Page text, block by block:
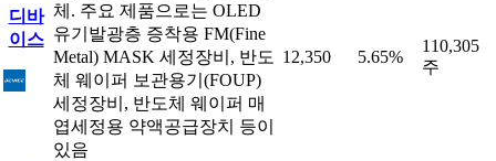
디바
이스
체. 주요 제품으로는 OLED
유기발광층 증착용 FM(Fine
Metal) MASK 세정장비, 반도
체 웨이퍼 보관용기(FOUP)
세정장비, 반도체 웨이퍼 매
엽세정용 약액공급장치 등이
있음
12,350 5.65%
110,305
주